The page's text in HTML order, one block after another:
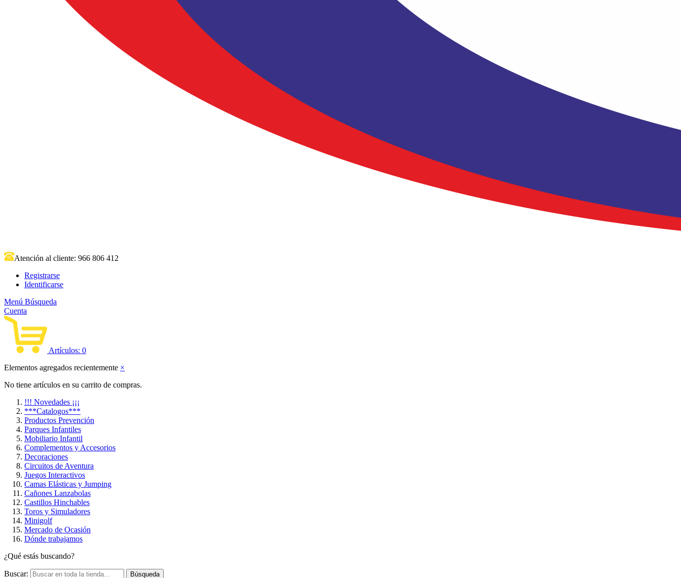
Atención al cliente: 966 806 412
Registrarse
Identificarse
Menú Búsqueda
Cuenta
Artículos: 0
Elementos agregados recientemente ×
No tiene artículos en su carrito de compras.
!!! Novedades ¡¡¡
***Catalogos***
Productos Prevención
Parques Infantiles
Mobiliario Infantil
Complementos y Accesorios
Decoraciones
Circuitos de Aventura
Juegos Interactivos
Camas Elásticas y Jumping
Cañones Lanzabolas
Castillos Hinchables
Toros y Simuladores
Minigolf
Mercado de Ocasión
Dónde trabajamos
¿Qué estás buscando?
Buscar: Búsqueda